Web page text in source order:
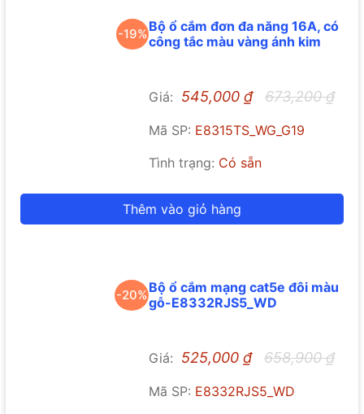
-19%Bộ ổ cắm đơn đa năng 16A, có
công tắc màu vàng ánh kim
Giá: 545,000₫ 673,200₫
Mã SP: E8315TS_WG_G19
Tình trạng: Có sẵn
Thêm vào giỏ hàng
-20%Bộ ổ cắm mạng cat5e đôi màu
gỗ-E8332RJS5_WD
Giá: 525,000₫ 658,900₫
Mã SP: E8332RJS5_WD